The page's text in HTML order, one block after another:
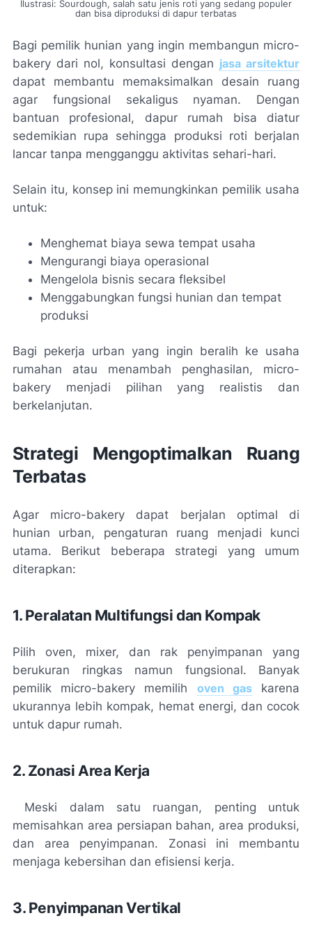
Ilustrasi: Sourdough, salah satu jenis roti yang sedang populer
dan bisa diproduksi di dapur terbatas
Bagi pemilik hunian yang ingin membangun micro-
bakery dari nol, konsultasi dengan jasa arsitektur
dapat membantu memaksimalkan desain ruang
agar fungsional sekaligus nyaman. Dengan
bantuan profesional, dapur rumah bisa diatur
sedemikian rupa sehingga produksi roti berjalan
lancar tanpa mengganggu aktivitas sehari-hari.
Selain itu, konsep ini memungkinkan pemilik usaha
untuk:
Menghemat biaya sewa tempat usaha
Mengurangi biaya operasional
Mengelola bisnis secara fleksibel
Menggabungkan fungsi hunian dan tempat
produksi
Bagi pekerja urban yang ingin beralih ke usaha
rumahan atau menambah penghasilan, micro-
bakery menjadi pilihan yang realistis dan
berkelanjutan.
Strategi Mengoptimalkan Ruang
Terbatas
Agar micro-bakery dapat berjalan optimal di
hunian urban, pengaturan ruang menjadi kunci
utama. Berikut beberapa strategi yang umum
diterapkan:
1. Peralatan Multifungsi dan Kompak
Pilih oven, mixer, dan rak penyimpanan yang
berukuran ringkas namun fungsional. Banyak
pemilik micro-bakery memilih oven gaskarena
ukurannya lebih kompak, hemat energi, dan cocok
untuk dapur rumah.
2. Zonasi Area Kerja
Meski dalam satu ruangan, penting untuk
memisahkan area persiapan bahan, area produksi,
dan area penyimpanan. Zonasi ini membantu
menjaga kebersihan dan efisiensi kerja.
3. Penyimpanan Vertikal